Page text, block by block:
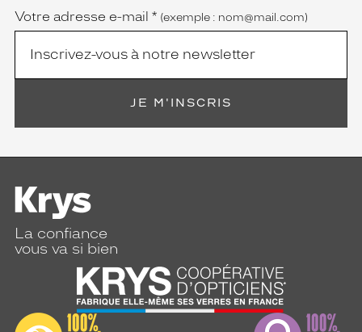
Votre adresse e-mail * (exemple : nom@mail.com)
JE M'INSCRIS
La confiance
vous va si bien